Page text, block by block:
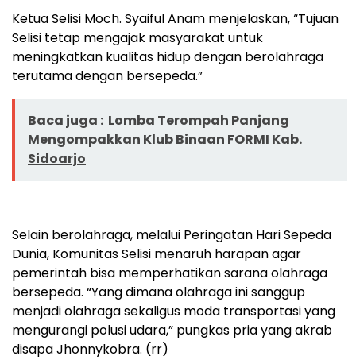
Ketua Selisi Moch. Syaiful Anam menjelaskan, “Tujuan
Selisi tetap mengajak masyarakat untuk
meningkatkan kualitas hidup dengan berolahraga
terutama dengan bersepeda.”
Baca juga : Lomba Terompah Panjang
Mengompakkan Klub Binaan FORMI Kab.
Sidoarjo
Selain berolahraga, melalui Peringatan Hari Sepeda
Dunia, Komunitas Selisi menaruh harapan agar
pemerintah bisa memperhatikan sarana olahraga
bersepeda. “Yang dimana olahraga ini sanggup
menjadi olahraga sekaligus moda transportasi yang
mengurangi polusi udara,” pungkas pria yang akrab
disapa Jhonnykobra. (rr)